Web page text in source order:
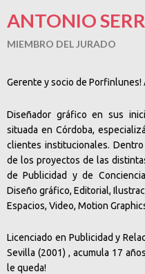
ANTONIO
MIEMBRO DEL JURADO
Gerente y socio de Porfinlunes!
Diseñador gráfico en sus
situada en Córdoba,
clientes institucionales.
de los proyectos de las
de Publicidad y de
Diseño gráfico, Editorial,
Espacios, Video, Motion
Licenciado en Publicidad y
Sevilla (2001) , acumula 17
le queda!